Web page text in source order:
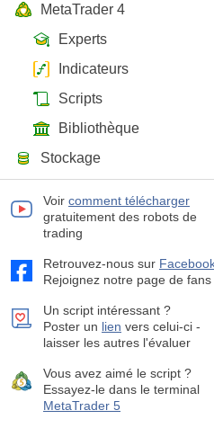
MetaTrader 4
Experts
Indicateurs
Scripts
Bibliothèque
Stockage
Voir comment télécharger
gratuitement des robots de
trading
Retrouvez-nous sur
Rejoignez notre page de fans
Un script intéressant ?
Poster un lien vers celui-ci -
laisser les autres l'évaluer
Vous avez aimé le script ?
Essayez-le dans le terminal
MetaTrader 5